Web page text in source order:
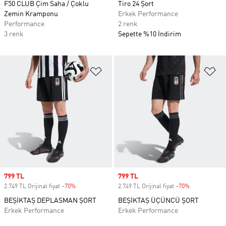
F50 CLUB Çim Saha / Çoklu
Zemin Kramponu
Performance
3 renk
Tiro 24 Şort
Erkek Performance
2 renk
Sepette %10 İndirim
Favori Listesine Ekle
Sale price
799 TL
2.749 TL Orijinal fiyat -70%
BEŞİKTAŞ DEPLASMAN ŞORT
Erkek Performance
Sale price
799 TL
2.749 TL Orijinal fiyat -70%
BEŞİKTAŞ ÜÇÜNCÜ ŞORT
Erkek Performance